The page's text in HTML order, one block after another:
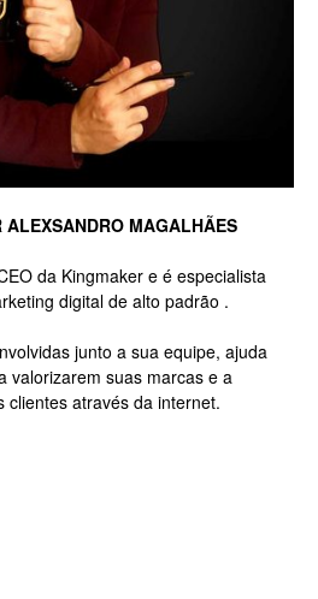
e
Luxo
Rua
MAGALHÃES
da Kingmaker e é especialista
digital de alto padrão .
junto a sua equipe, ajuda
valorizarem suas marcas e a
clientes através da internet.